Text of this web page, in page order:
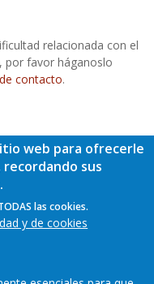
relacionada con el
por favor háganoslo
contacto.
web para ofrecerle
sus
las cookies.
y de cookies